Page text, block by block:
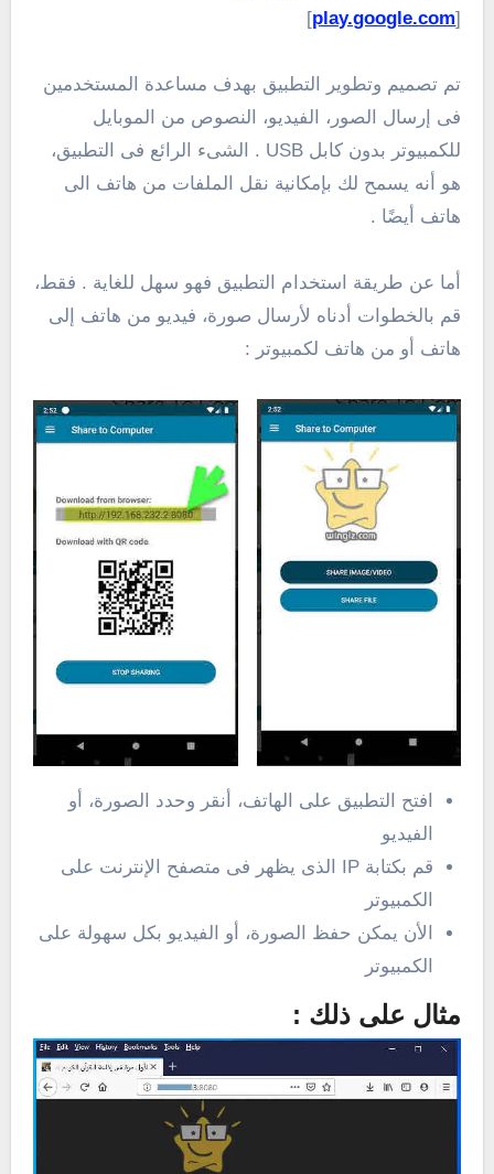
[
play.google.com
]
تم تصميم وتطوير التطبيق بهدف مساعدة المستخدمين
فى إرسال الصور، الفيديو، النصوص من الموبايل
للكمبيوتر بدون كابل USB . الشىء الرائع فى التطبيق،
هو أنه يسمح لك بإمكانية نقل الملفات من هاتف الى
هاتف أيضًا .
أما عن طريقة استخدام التطبيق فهو سهل للغاية . فقط،
قم بالخطوات أدناه لأرسال صورة، فيديو من هاتف إلى
هاتف أو من هاتف لكمبيوتر :
افتح التطبيق على الهاتف، أنقر وحدد الصورة، أو
الفيديو
قم بكتابة IP الذى يظهر فى متصفح الإنترنت على
الكمبيوتر
الأن يمكن حفظ الصورة، أو الفيديو بكل سهولة على
الكمبيوتر
مثال على ذلك :